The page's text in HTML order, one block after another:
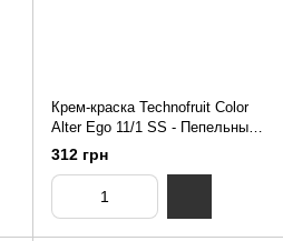
Крем-краска Technofruit Color
Alter Ego 11/1 SS - Пепельный
экстра светлый блондин 100
312 грн